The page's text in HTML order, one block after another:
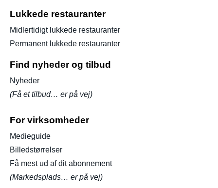
Lukkede restauranter
Midlertidigt lukkede restauranter
Permanent lukkede restauranter
Find nyheder og tilbud
Nyheder
(Få et tilbud… er på vej)
For virksomheder
Medieguide
Billedstørrelser
Få mest ud af dit abonnement
(Markedsplads… er på vej)